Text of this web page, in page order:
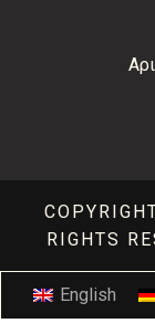
RIGHTS
English